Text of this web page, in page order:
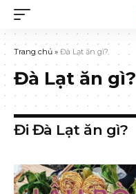
Trang chủ » Đà Lạt ăn gì?
Đà Lạt ăn gì?
Đi Đà Lạt ăn gì?